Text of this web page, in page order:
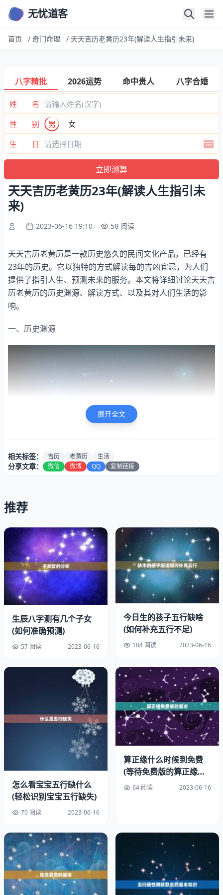
无忧道客
首页 / 奇门命理 / 天天吉历老黄历23年(解读人生指引未来)
八字精批 2026运势 命中贵人 八字合婚
姓 名
性 别
男
女
生 日
天天吉历老黄历23年(解读人生指引未
来)
2023-06-16 19:10 58 阅读
天天吉历老黄历是一款历史悠久的民间文化产品，已经有
23年的历史。它以独特的方式解读每的吉凶宜忌，为人们
提供了指引人生、预测未来的服务。本文将详细讨论天天吉
历老黄历的历史渊源、解读方式、以及其对人们生活的影
响。
一、历史渊源
天天吉历老黄历的历史可以追溯到中国古代的黄历。黄历是
一种民间文化产品，用于解读每的吉凶宜忌，指引人们的生
活。黄历的历史可以追溯到汉代，当时的黄历主要是由官方
编制，用于农业生产和官方活动。到了唐代，黄历逐渐成为
了民间文化产品，开始出现了一些民间编制的黄历。到了明
清时期，黄历已经成为了一种非常普遍的民间文化产品，人
们用它来预测吉凶宜忌、指引生活。
天天吉历老黄历是在这样的历史背景下诞生的。它由一群黄
历爱好者在1998年创立，旨在将传统的黄历文化传承下
去，并且将黄历的解读方式进行创新和改进。经过23年的
发展，天天吉历老黄历已经成为了中国的黄历品牌之一，每
天都有数百万人使用它来指引自己的生活。
展开全文
相关标签： 吉历 老黄历 生活
分享文章： 微信 微博 QQ 复制链接
推荐
生辰八字测有几个子女
(如何准确预测)
57 阅读 2023-06-16
今日生的孩子五行缺啥
(如何补充五行不足)
104 阅读 2023-06-16
怎么看宝宝五行缺什么
(轻松识别宝宝五行缺失)
70 阅读 2023-06-16
算正缘什么时候到免费
(等待免费版的算正缘你
需要知道的事情)
64 阅读 2023-06-16